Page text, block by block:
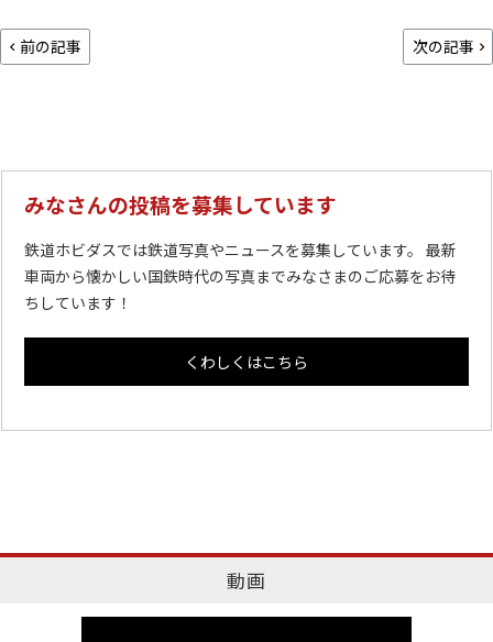
前の記事 次の記事
みなさんの投稿を募集しています
鉄道ホビダスでは鉄道写真やニュースを募集しています。 最新
車両から懐かしい国鉄時代の写真までみなさまのご応募をお待
ちしています！
くわしくはこちら
動画